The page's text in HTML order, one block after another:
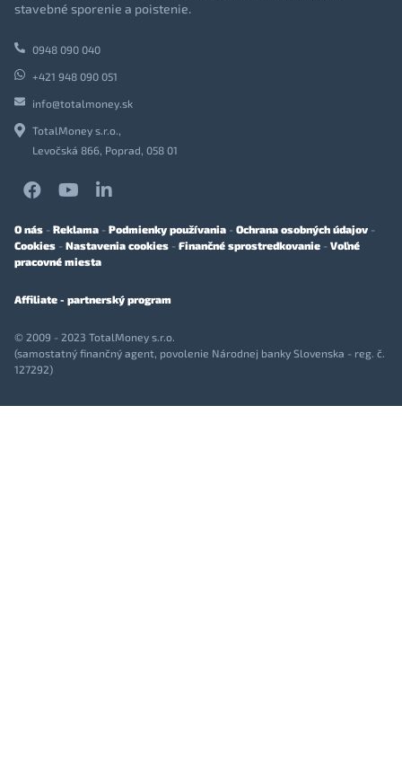
stavebné sporenie a poistenie.
0948 090 040
+421 948 090 051
info@totalmoney.sk
TotalMoney s.r.o.,
Levočská 866, Poprad, 058 01
O nás - Reklama - Podmienky používania - Ochrana osobných údajov -
Cookies - Nastavenia cookies - Finančné sprostredkovanie - Voľné
pracovné miesta
Affiliate - partnerský program
© 2009 - 2023 TotalMoney s.r.o.
(samostatný finančný agent, povolenie Národnej banky Slovenska - reg. č.
127292)